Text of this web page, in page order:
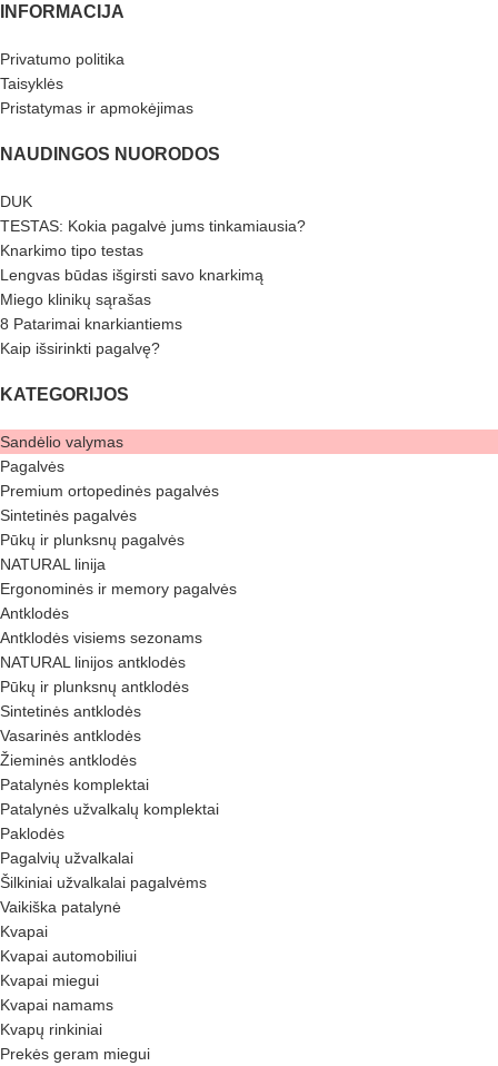
INFORMACIJA
Privatumo politika
Taisyklės
Pristatymas ir apmokėjimas
NAUDINGOS NUORODOS
DUK
TESTAS: Kokia pagalvė jums tinkamiausia?
Knarkimo tipo testas
Lengvas būdas išgirsti savo knarkimą
Miego klinikų sąrašas
8 Patarimai knarkiantiems
Kaip išsirinkti pagalvę?
KATEGORIJOS
Sandėlio valymas
Pagalvės
Premium ortopedinės pagalvės
Sintetinės pagalvės
Pūkų ir plunksnų pagalvės
NATURAL linija
Ergonominės ir memory pagalvės
Antklodės
Antklodės visiems sezonams
NATURAL linijos antklodės
Pūkų ir plunksnų antklodės
Sintetinės antklodės
Vasarinės antklodės
Žieminės antklodės
Patalynės komplektai
Patalynės užvalkalų komplektai
Paklodės
Pagalvių užvalkalai
Šilkiniai užvalkalai pagalvėms
Vaikiška patalynė
Kvapai
Kvapai automobiliui
Kvapai miegui
Kvapai namams
Kvapų rinkiniai
Prekės geram miegui